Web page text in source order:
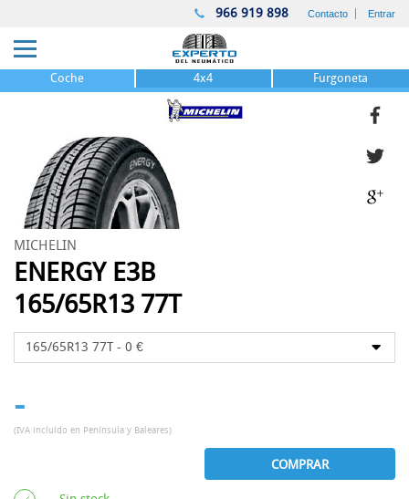
966 919 898 Contacto Entrar
Coche 4x4 Furgoneta
MICHELIN
ENERGY E3B
165/65R13 77T
-
(IVA incluído en Península y Baleares)
COMPRAR